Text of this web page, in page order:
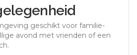
geschikt voor familie-
avond met vrienden of een